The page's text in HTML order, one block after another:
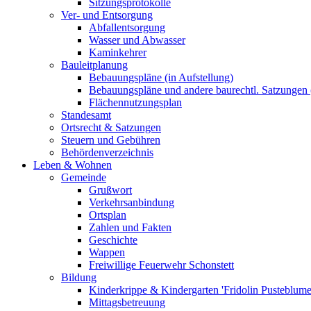
Sitzungsprotokolle
Ver- und Entsorgung
Abfallentsorgung
Wasser und Abwasser
Kaminkehrer
Bauleitplanung
Bebauungspläne (in Aufstellung)
Bebauungspläne und andere baurechtl.
Flächennutzungsplan
Standesamt
Ortsrecht & Satzungen
Steuern und Gebühren
Behördenverzeichnis
Leben & Wohnen
Gemeinde
Grußwort
Verkehrsanbindung
Ortsplan
Zahlen und Fakten
Geschichte
Wappen
Freiwillige Feuerwehr Schonstett
Bildung
Kinderkrippe & Kindergarten 'Fridolin
Mittagsbetreuung